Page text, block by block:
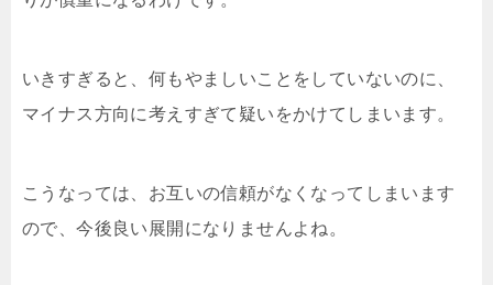
いきすぎると、何もやましいことをしていないのに、
マイナス方向に考えすぎて疑いをかけてしまいます。
こうなっては、お互いの信頼がなくなってしまいます
ので、今後良い展開になりませんよね。